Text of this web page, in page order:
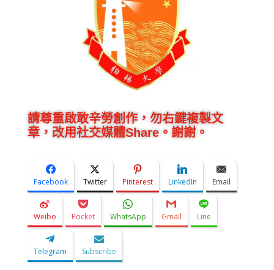
請尊重啟敢辛勞創作，勿右鍵複製文
章，改用社交媒體Share。謝謝。
Facebook Twitter Pinterest LinkedIn Email
Weibo Pocket WhatsApp Gmail Line
Telegram Subscribe